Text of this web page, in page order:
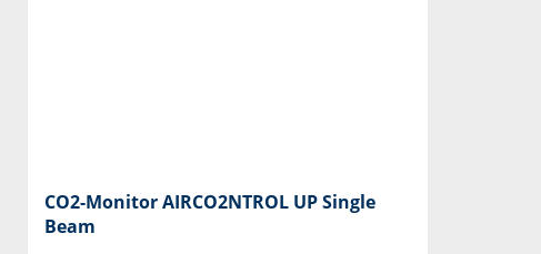
CO2-Monitor AIRCO2NTROL UP Single
Beam